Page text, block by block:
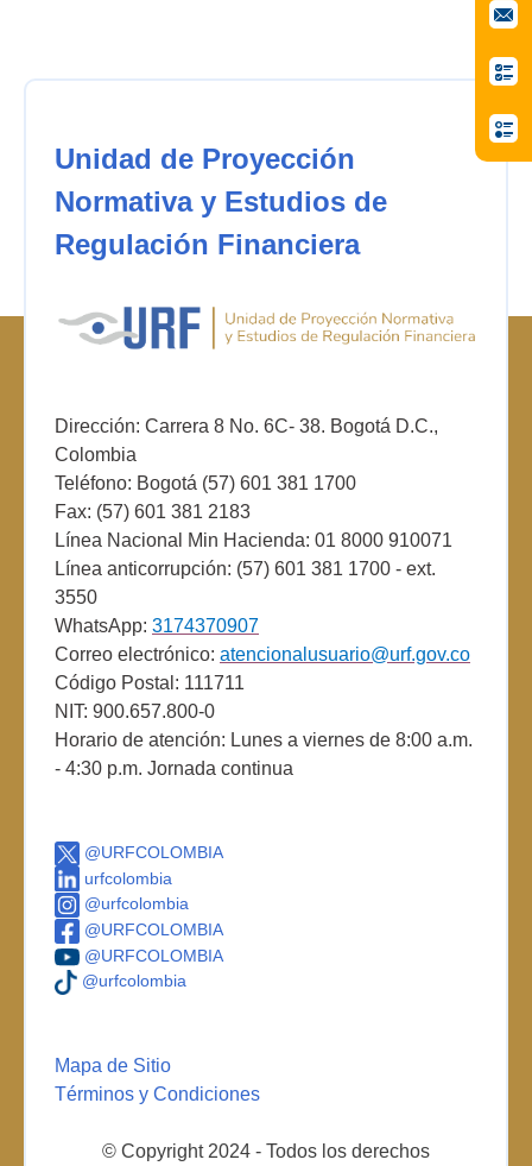
Unidad de Proyección
Normativa y Estudios de
Regulación Financiera
Dirección: Carrera 8 No. 6C- 38. Bogotá D.C.,
Colombia
Teléfono: Bogotá (57) 601 381 1700
Fax: (57) 601 381 2183
Línea Nacional Min Hacienda: 01 8000 910071
Línea anticorrupción: (57) 601 381 1700 - ext.
3550
WhatsApp: 3174370907
Correo electrónico: atencionalusuario@urf.gov.co
Código Postal: 111711
NIT: 900.657.800-0
Horario de atención: Lunes a viernes de 8:00 a.m.
- 4:30 p.m. Jornada continua
@URFCOLOMBIA
urfcolombia
@urfcolombia
@URFCOLOMBIA
@URFCOLOMBIA
@urfcolombia
Mapa de Sitio
Términos y Condiciones
© Copyright 2024 - Todos los derechos